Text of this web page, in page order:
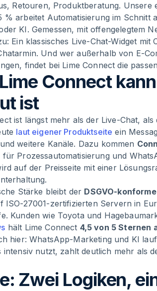
Retouren, Produktberatung.
% arbeitet Automatisierung im Schnitt
KI. Gemessen, mit offengelegtem
Ein klassisches Live-Chat-Widget
Und wer außerhalb von E-
findet bei Lime Connect die
Connect
ist
ist längst mehr als der Live-Chat,
laut eigener Produktseite ein
weitere Kanäle. Dazu kommen
Prozessautomatisierung und
auf der Preisseite mit einer
Stärke bleibt der DSGVO-
ISO-27001-zertifizierten Servern in
Kunden wie Toyota und
hält Lime Connect 4,5 von 5 Sternen
hier: WhatsApp-Marketing und KI
intensiv nutzt, zahlt deutlich mehr als
Zwei Logiken,